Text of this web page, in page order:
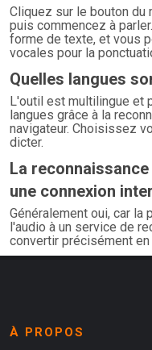
Cliquez sur le bouton du
puis commencez à
forme de texte, et vous
vocales pour la
Quelles langues
L'outil est multilingue et
langues grâce à la
navigateur. Choisissez
dicter.
La
une connexion
Généralement oui, car la
l'audio à un service de
convertir précisément en
À PROPOS